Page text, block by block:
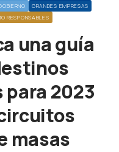
GRANDES EMPRESAS
RESPONSABLES
una guía
2023
masas